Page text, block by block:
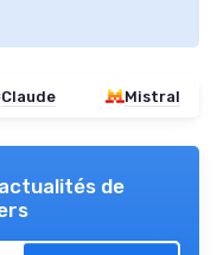
Claude Mistral
de